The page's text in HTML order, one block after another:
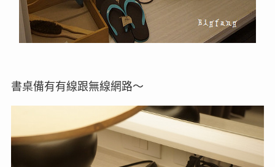
書桌備有有線跟無線網路～